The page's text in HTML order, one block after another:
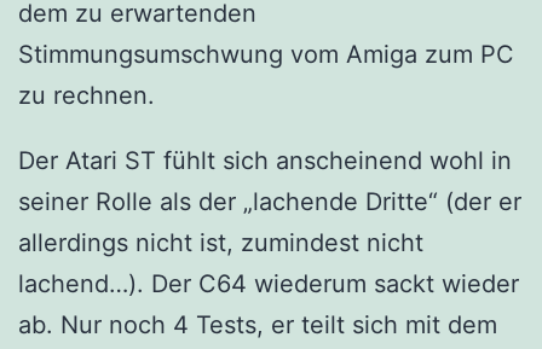
dem zu erwartenden
Stimmungsumschwung vom Amiga zum PC
zu rechnen.
Der Atari ST fühlt sich anscheinend wohl in
seiner Rolle als der „lachende Dritte“ (der er
allerdings nicht ist, zumindest nicht
lachend…). Der C64 wiederum sackt wieder
ab. Nur noch 4 Tests, er teilt sich mit dem